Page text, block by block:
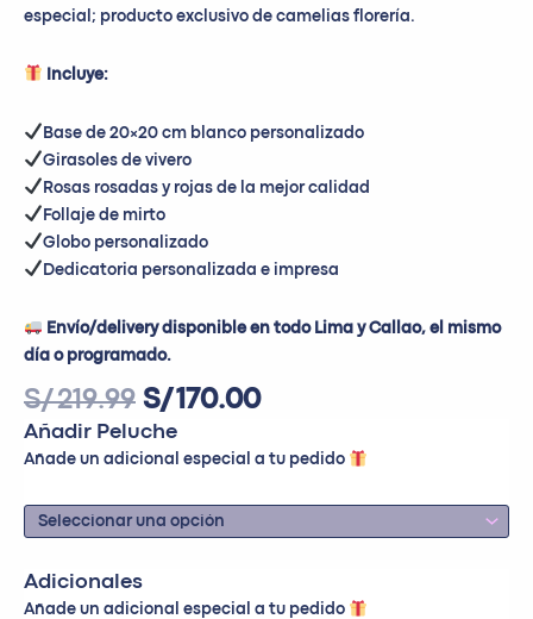
especial; producto exclusivo de camelias florería.
Incluye:
Base de 20×20 cm blanco personalizado
Girasoles de vivero
Rosas rosadas y rojas de la mejor calidad
Follaje de mirto
Globo personalizado
Dedicatoria personalizada e impresa
Envío/delivery disponible en todo Lima y Callao, el mismo
día o programado.
S/219.99 S/170.00
Añadir Peluche
Añade un adicional especial a tu pedido
Adicionales
Añade un adicional especial a tu pedido